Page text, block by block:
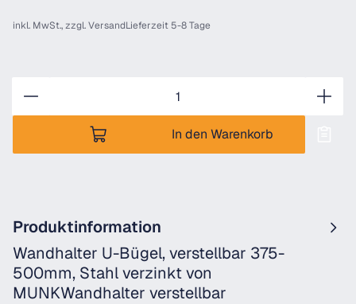
inkl. MwSt., zzgl.VersandLieferzeit 5-8 Tage
In den Warenkorb
Produktinformation
Wandhalter U-Bügel, verstellbar 375-
500mm, Stahl verzinkt von
MUNKWandhalter verstellbar